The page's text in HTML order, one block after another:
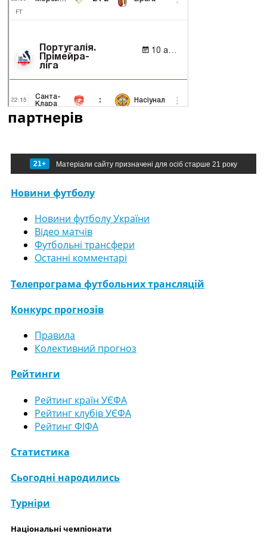
партнерів
21+ Матеріали сайту призначені для осіб старше 21 року
Новини футболу
Новини футболу України
Відео матчів
Футбольні трансфери
Останні комментарі
Телепрограма футбольних трансляцій
Конкурс прогнозів
Правила
Колективний прогноз
Рейтинги
Рейтинг країн УЄФА
Рейтинг клубів УЄФА
Рейтинг ФІФА
Статистика
Сьогодні народились
Турніри
Національні чемпіонати